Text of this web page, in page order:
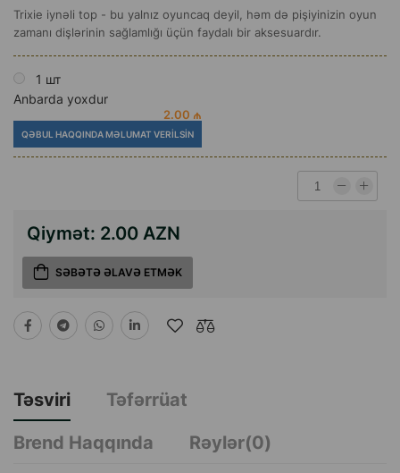
Trixie iynəli top - bu yalnız oyuncaq deyil, həm də pişiyinizin oyun
zamanı dişlərinin sağlamlığı üçün faydalı bir aksesuardır.
1 шт
Anbarda yoxdur
2.00 ₼
QƏBUL HAQQINDA MƏLUMAT VERILSIN
Qiymət: 2.00 AZN
SƏBƏTƏ ƏLAVƏ ETMƏK
Təsviri
Təfərrüat
Brend Haqqında
Rəylər(0)